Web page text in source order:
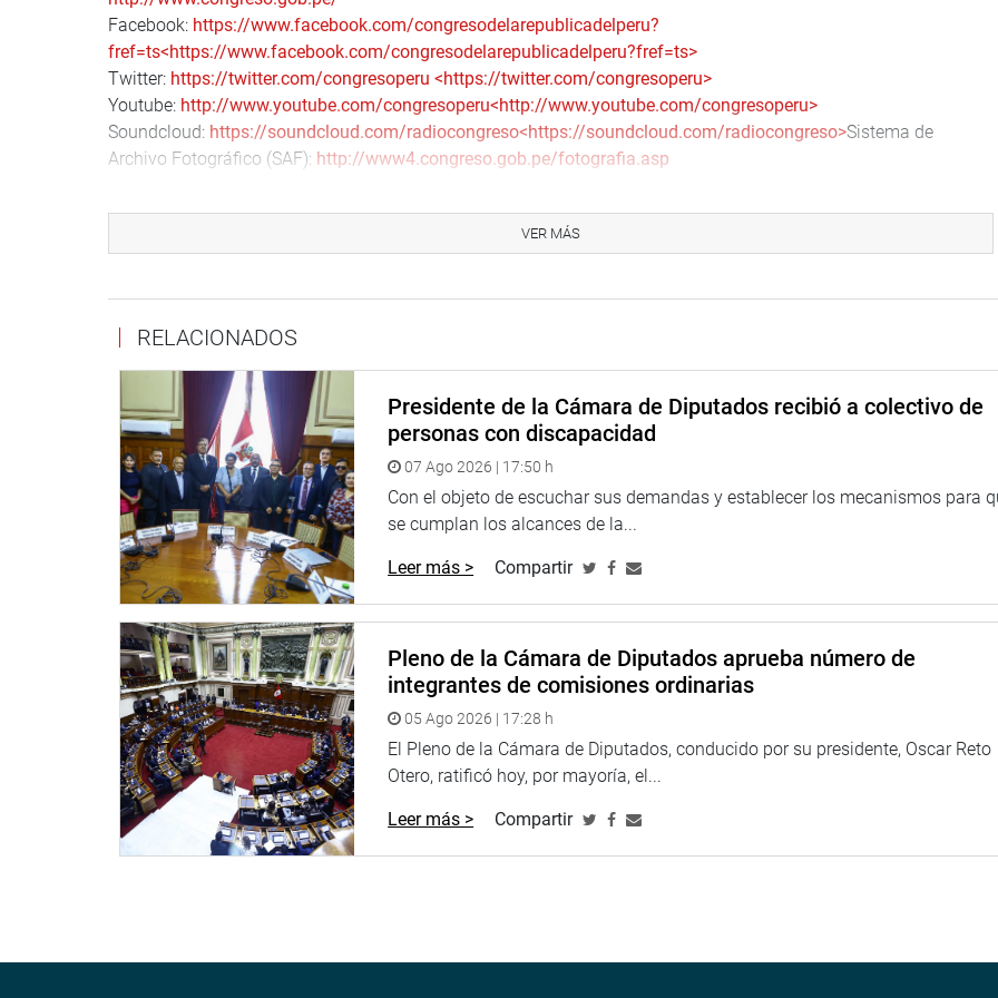
Facebook: https://www.facebook.com/congresodelarepublicadelperu?
fref=ts<https://www.facebook.com/congresodelarepublicadelperu?fref=ts>
Twitter: https://twitter.com/congresoperu <https://twitter.com/congresoperu>
Youtube: http://www.youtube.com/congresoperu<http://www.youtube.com/congresoperu>
Soundcloud: https://soundcloud.com/radiocongreso<https://soundcloud.com/radiocongreso>Sistema de
Archivo Fotográfico (SAF): http://www4.congreso.gob.pe/fotografia.asp
VER MÁS
RELACIONADOS
Presidente de la Cámara de Diputados recibió a colectivo de
personas con discapacidad
07 Ago 2026 | 17:50 h
Con el objeto de escuchar sus demandas y establecer los mecanismos para
se cumplan los alcances de la...
Leer más > Compartir
Pleno de la Cámara de Diputados aprueba número de
integrantes de comisiones ordinarias
05 Ago 2026 | 17:28 h
El Pleno de la Cámara de Diputados, conducido por su presidente, Oscar Reto
Otero, ratificó hoy, por mayoría, el...
Leer más > Compartir